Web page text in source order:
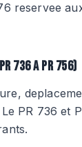
reservee
736 A PR 756)
PR 736 et